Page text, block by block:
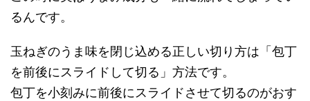
るんです。
玉ねぎのうま味を閉じ込める正しい切り方は「包丁
を前後にスライドして切る」方法です。
包丁を小刻みに前後にスライドさせて切るのがおす